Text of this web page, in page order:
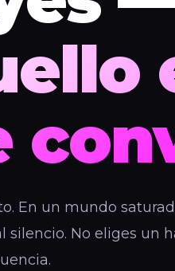
En un mundo
silencio. No eliges un